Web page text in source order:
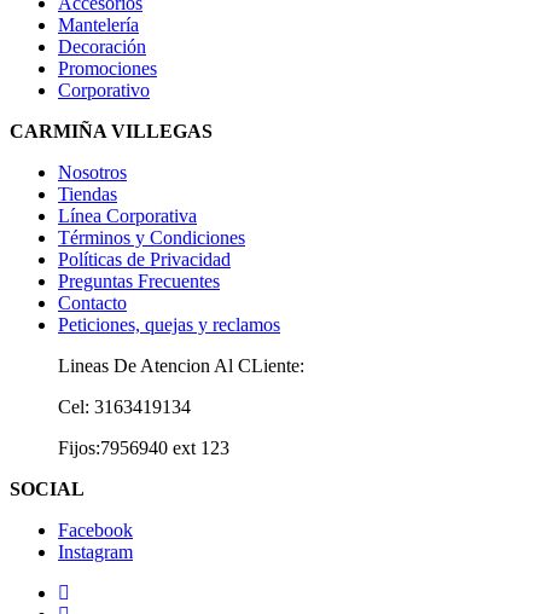
Mantelería
Decoración
Promociones
Corporativo
CARMIÑA VILLEGAS
Nosotros
Tiendas
Línea Corporativa
Términos y Condiciones
Políticas de Privacidad
Preguntas Frecuentes
Contacto
Peticiones, quejas y reclamos
Lineas De Atencion Al CLiente:
Cel: 3163419134
Fijos:7956940 ext 123
SOCIAL
Facebook
Instagram